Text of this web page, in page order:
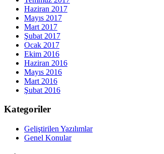
Haziran 2017
Mayıs 2017
Mart 2017
Şubat 2017
Ocak 2017
Ekim 2016
Haziran 2016
Mayıs 2016
Mart 2016
Şubat 2016
Kategoriler
Geliştirilen Yazılımlar
Genel Konular